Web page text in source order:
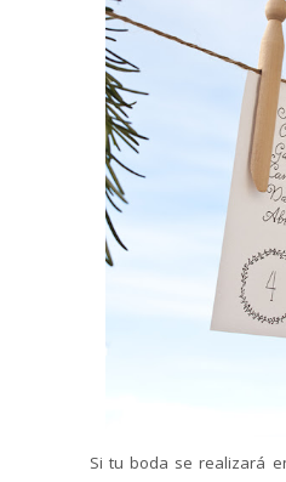
Si tu boda se realizará